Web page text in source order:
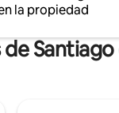
la propiedad